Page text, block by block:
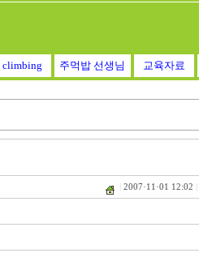
climbing 주먹밥 선생님 교육자료
2007·11·01 12:02